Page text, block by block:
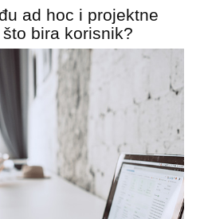
ad hoc i projektne
bira korisnik?